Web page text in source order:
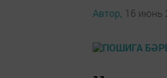
Автор, 16 июнь